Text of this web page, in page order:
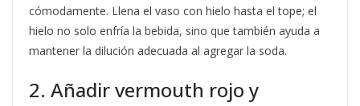
cómodamente. Llena el vaso con hielo hasta el tope; el
hielo no solo enfría la bebida, sino que también ayuda a
mantener la dilución adecuada al agregar la soda.
2. Añadir vermouth rojo y